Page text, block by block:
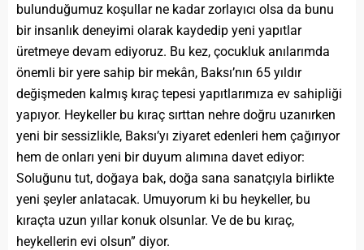
bulunduğumuz koşullar ne kadar zorlayıcı olsa da bunu
bir insanlık deneyimi olarak kaydedip yeni yapıtlar
üretmeye devam ediyoruz. Bu kez, çocukluk anılarımda
önemli bir yere sahip bir mekân, Baksı’nın 65 yıldır
değişmeden kalmış kıraç tepesi yapıtlarımıza ev sahipliği
yapıyor. Heykeller bu kıraç sırttan nehre doğru uzanırken
yeni bir sessizlikle, Baksı’yı ziyaret edenleri hem çağırıyor
hem de onları yeni bir duyum alımına davet ediyor:
Soluğunu tut, doğaya bak, doğa sana sanatçıyla birlikte
yeni şeyler anlatacak. Umuyorum ki bu heykeller, bu
kıraçta uzun yıllar konuk olsunlar. Ve de bu kıraç,
heykellerin evi olsun” diyor.